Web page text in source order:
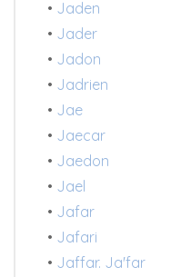
• Jaden
• Jader
• Jadon
• Jadrien
• Jae
• Jaecar
• Jaedon
• Jael
• Jafar
• Jafari
• Jaffar. Ja'far